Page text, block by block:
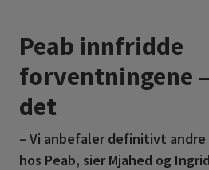
Peab innfridde
forventningene
det
– Vi anbefaler definitivt andre
hos Peab, sier Mjahed og